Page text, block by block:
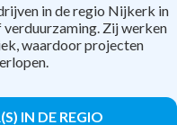
in de regio Nijkerk in
Zij werken
waardoor projecten
IN DE REGIO